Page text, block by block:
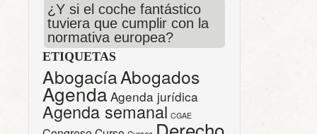
¿Y si el coche fantástico
tuviera que cumplir con la
normativa europea?
ETIQUETAS
AbogacíaAbogados
Agenda Agenda jurídica
Agenda semanal CGAE